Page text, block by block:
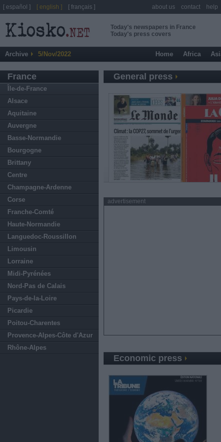
Today's newspapers in France
Today's press covers
Archive 5/Nov/2022 Home Africa
France
Île-de-France
Alsace
Aquitaine
Auvergne
Basse-Normandie
Bourgogne
Brittany
Centre
Champagne-Ardenne
Corse
Franche-Comté
Haute-Normandie
Languedoc-Roussillon
Limousin
Lorraine
Midi-Pyrénées
Nord-Pas de Calais
Pays-de-la-Loire
Picardie
Poitou-Charentes
Provence-Alpes-Côte d'Azur
Rhône-Alpes
General press
advertisement
Economic press
[ español ] [ english ] [ français ] about us contact help